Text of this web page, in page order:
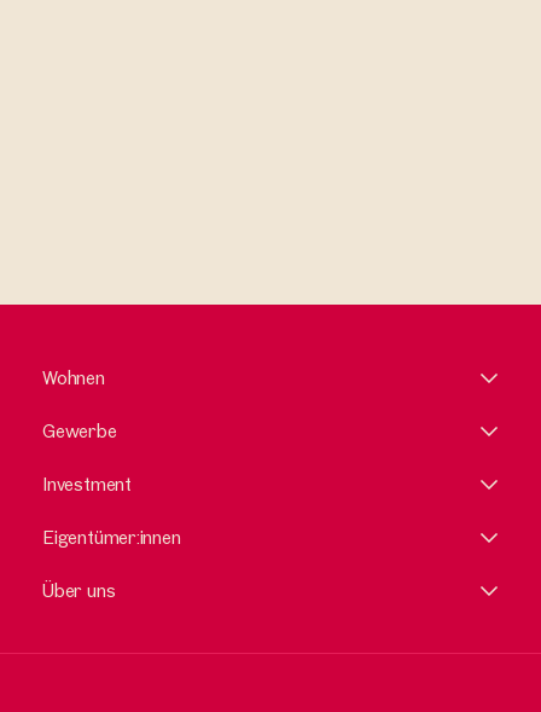
Wohnen
Gewerbe
Investment
Eigentümer:innen
Über uns